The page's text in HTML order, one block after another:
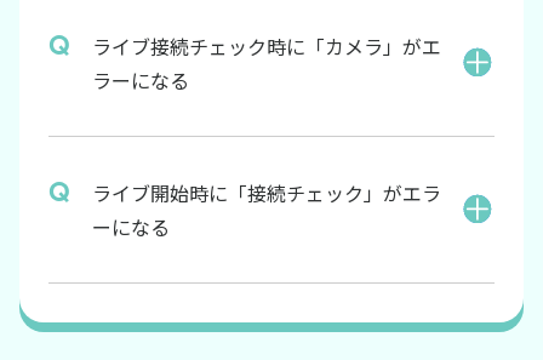
ライブ接続チェック時に「カメラ」がエ
ラーになる
ライブ開始時に「接続チェック」がエラ
ーになる